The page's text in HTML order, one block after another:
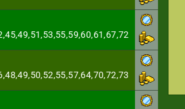
45,49,51,53,55,59,60,61,67,72
48,49,50,52,55,57,64,70,72,73